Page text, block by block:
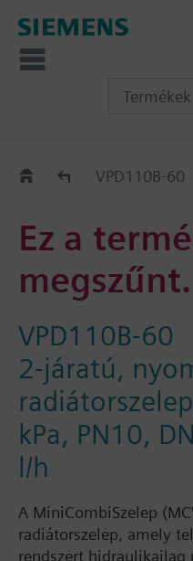
Régi-Új Kiváltási
VPD110B-60
Ez a
megszűnt.
VPD110B-60
2-járatú,
kPa, PN10,
l/h
A MiniCombiSzelep
radiátorszelep, amely
rendszert hidraulikailag